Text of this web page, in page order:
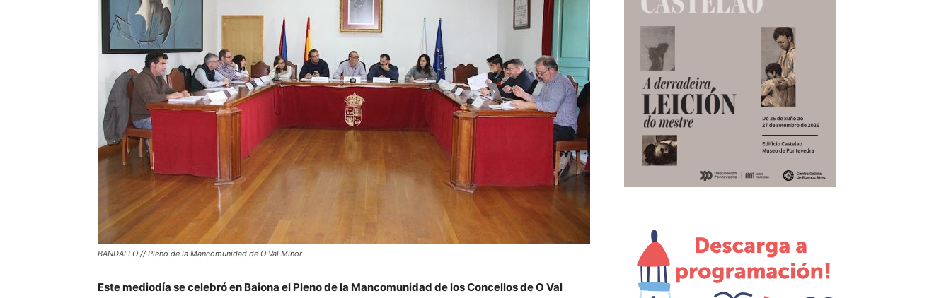
BANDALLO // Pleno de la Mancomunidad de O Val Miñor
Este mediodía se celebró en Baiona el Pleno de la Mancomunidad de los Concellos de O Val